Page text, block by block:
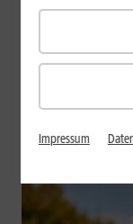
Smartphones mit
je. Der Artikel
erklärt die
großem Akku und
Mehr erfahren
Impressum